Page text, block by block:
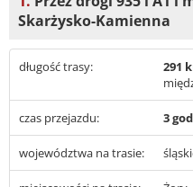
Skarżysko-Kamienna
długość trasy: 291
czas przejazdu: 3
województwa na trasie: